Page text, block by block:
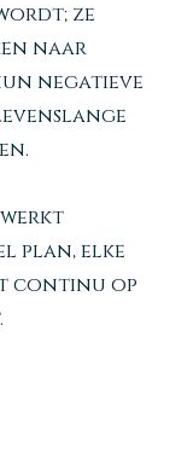
ze
naar
negatieve
werkt
plan, elke
continu op